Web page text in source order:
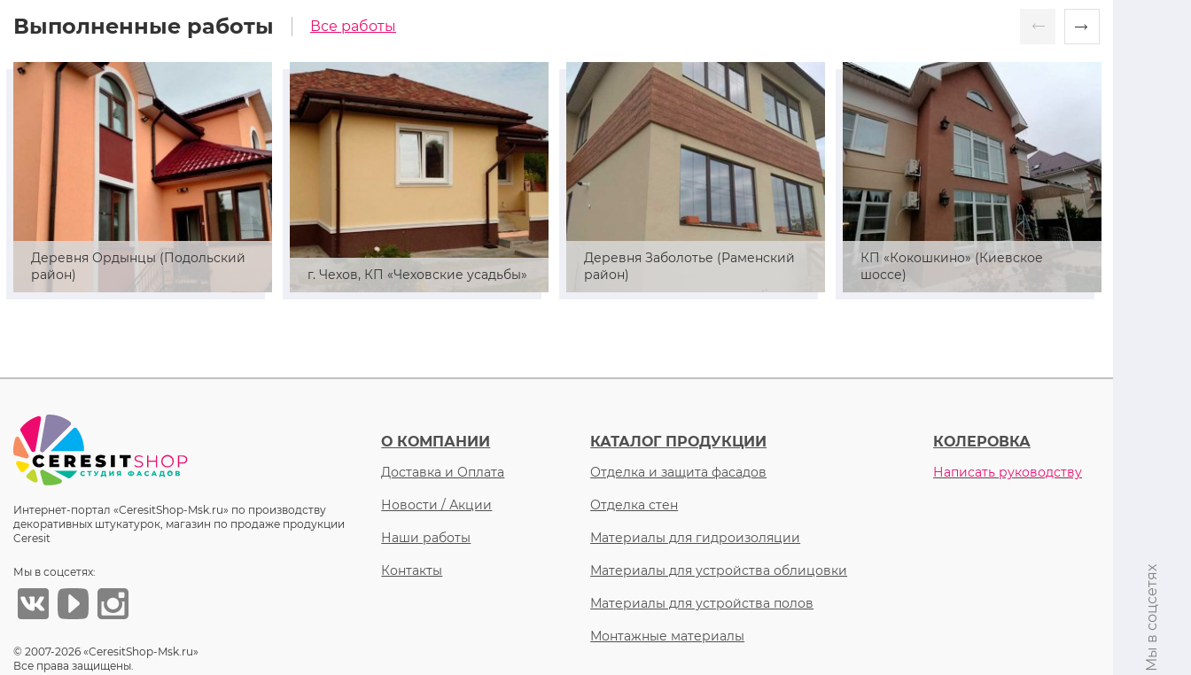
Мы в соцсетях
Выполненные работы Все работы
Деревня Ордынцы (Подольский
район)
г. Чехов, КП «Чеховские усадьбы»
Деревня Заболотье (Раменский
район)
КП «Кокошкино» (Киевское
шоссе)
Интернет-портал «CeresitShop-Msk.ru» по производству
декоративных штукатурок, магазин по продаже продукции
Ceresit
© 2007-2026 «CeresitShop-Msk.ru»
Все права защищены.
О КОМПАНИИ
Доставка и Оплата
Новости / Акции
Наши работы
Контакты
КАТАЛОГ ПРОДУКЦИИ
Отделка и защита фасадов
Отделка стен
Материалы для гидроизоляции
Материалы для устройства облицовки
Материалы для устройства полов
Монтажные материалы
КОЛЕРОВКА
Написать руководству
Мы в соцсетях: